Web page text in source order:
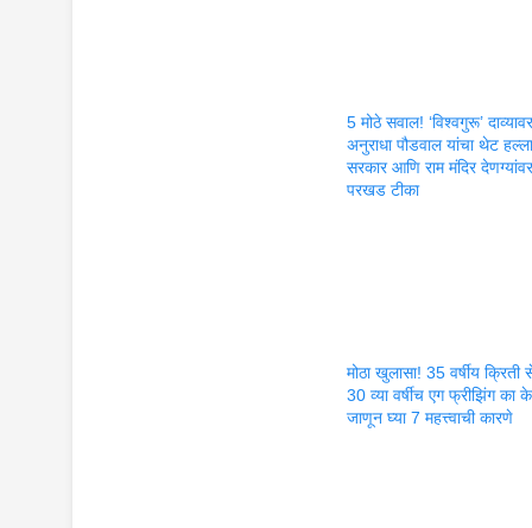
5 मोठे सवाल! ‘विश्वगुरू’
अनुराधा पौडवाल यांचा थेट
सरकार आणि राम मंदिर
परखड टीका
मोठा खुलासा! 35 वर्षीय क्रिती
30 व्या वर्षीच एग फ्रीझिंग का
जाणून घ्या 7 महत्त्वाची कारणे